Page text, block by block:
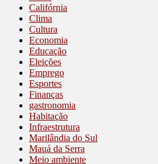
Califórnia
Clima
Cultura
Economia
Educação
Eleições
Emprego
Esportes
Finanças
gastronomia
Habitação
Infraestrutura
Marilândia do Sul
Mauá da Serra
Meio ambiente